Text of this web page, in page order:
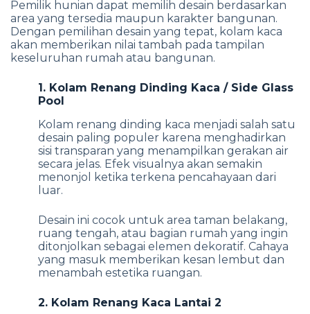
Pemilik hunian dapat memilih desain berdasarkan
area yang tersedia maupun karakter bangunan.
Dengan pemilihan desain yang tepat, kolam kaca
akan memberikan nilai tambah pada tampilan
keseluruhan rumah atau bangunan.
1. Kolam Renang Dinding Kaca / Side Glass
Pool
Kolam renang dinding kaca menjadi salah satu
desain paling populer karena menghadirkan
sisi transparan yang menampilkan gerakan air
secara jelas. Efek visualnya akan semakin
menonjol ketika terkena pencahayaan dari
luar.
Desain ini cocok untuk area taman belakang,
ruang tengah, atau bagian rumah yang ingin
ditonjolkan sebagai elemen dekoratif. Cahaya
yang masuk memberikan kesan lembut dan
menambah estetika ruangan.
2. Kolam Renang Kaca Lantai 2